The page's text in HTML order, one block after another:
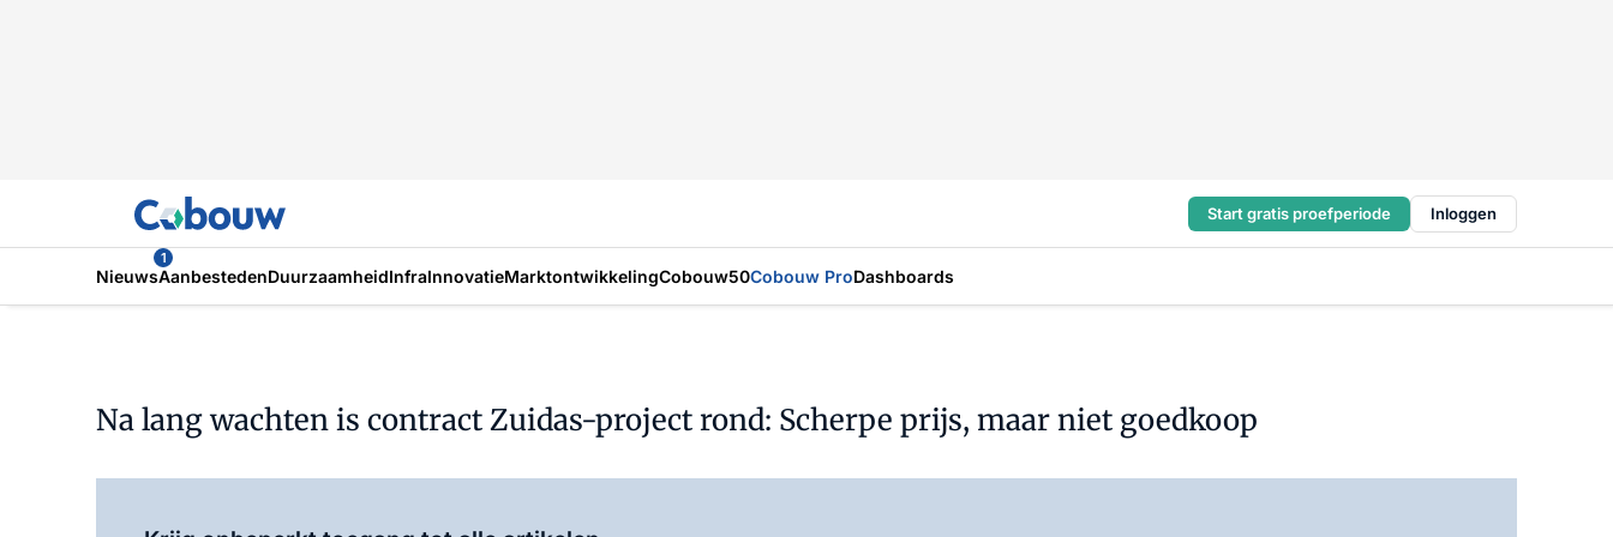
Start gratis proefperiode Inloggen
Nieuws
1
AanbestedenDuurzaamheidInfraInnovatieMarktontwikkelingCobouw50Cobouw ProDashboards
Na lang wachten is contract Zuidas-project rond: Scherpe prijs, maar niet goedkoop